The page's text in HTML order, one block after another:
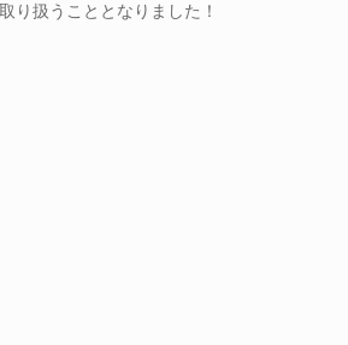
り扱うこととなりました！